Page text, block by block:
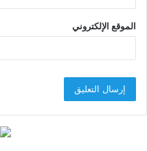
الموقع الإلكتروني